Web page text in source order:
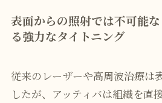
表面からの照射では不可能
る強力なタイトニング
従来のレーザーや高周波治療は
したが、アッティバは組織を直